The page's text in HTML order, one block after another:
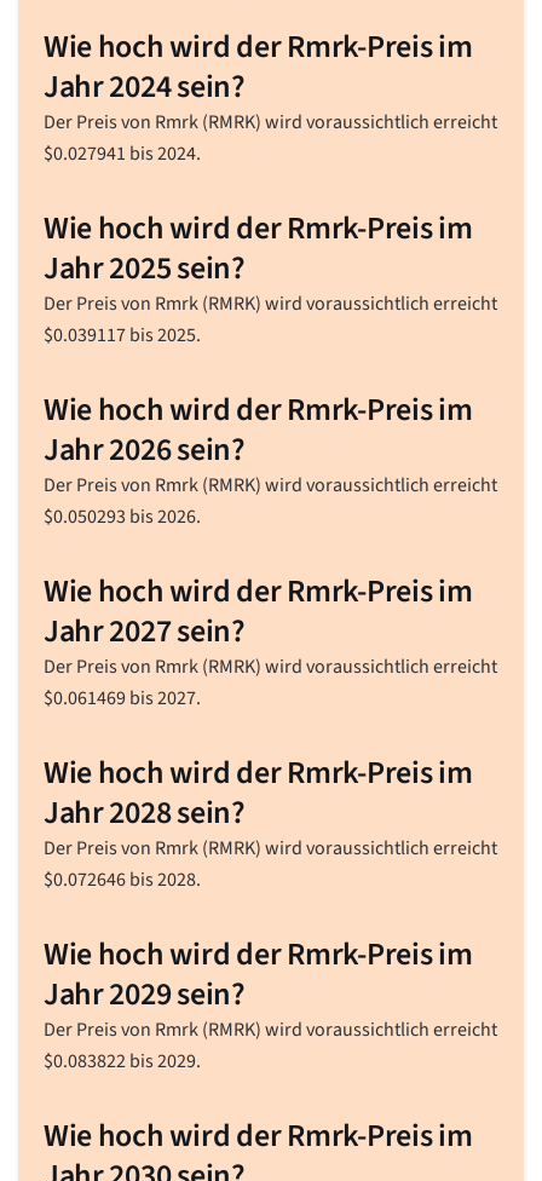
Wie hoch wird der Rmrk-Preis im
Jahr 2024 sein?
Der Preis von Rmrk (RMRK) wird voraussichtlich erreicht
$0.027941 bis 2024.
Wie hoch wird der Rmrk-Preis im
Jahr 2025 sein?
Der Preis von Rmrk (RMRK) wird voraussichtlich erreicht
$0.039117bis 2025.
Wie hoch wird der Rmrk-Preis im
Jahr 2026 sein?
Der Preis von Rmrk (RMRK) wird voraussichtlich erreicht
$0.050293 bis 2026.
Wie hoch wird der Rmrk-Preis im
Jahr 2027 sein?
Der Preis von Rmrk (RMRK) wird voraussichtlich erreicht
$0.061469bis 2027.
Wie hoch wird der Rmrk-Preis im
Jahr 2028 sein?
Der Preis von Rmrk (RMRK) wird voraussichtlich erreicht
$0.072646bis 2028.
Wie hoch wird der Rmrk-Preis im
Jahr 2029 sein?
Der Preis von Rmrk (RMRK) wird voraussichtlich erreicht
$0.083822bis 2029.
Wie hoch wird der Rmrk-Preis im